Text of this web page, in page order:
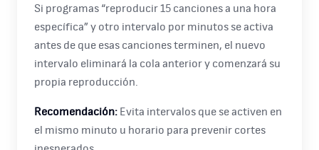
Si programas “reproducir 15 canciones a una hora
específica” y otro intervalo por minutos se activa
antes de que esas canciones terminen, el nuevo
intervalo eliminará la cola anterior y comenzará su
propia reproducción.
Recomendación: Evita intervalos que se activen en
el mismo minuto u horario para prevenir cortes